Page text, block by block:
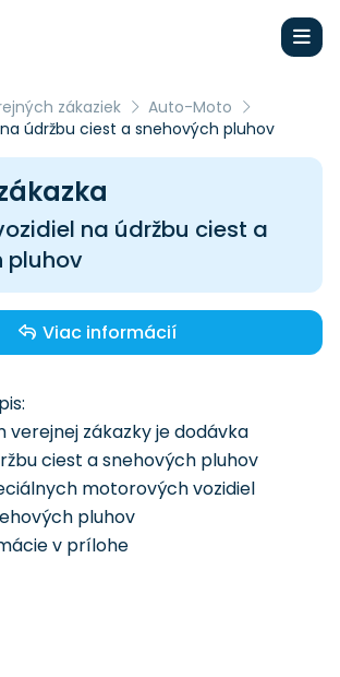
zákaziek
Auto-Moto
údržbu ciest a snehových pluhov
na údržbu ciest a
pluhov
Viac informácií
zákazky je dodávka
ciest a snehových pluhov
motorových vozidiel
pluhov
v prílohe